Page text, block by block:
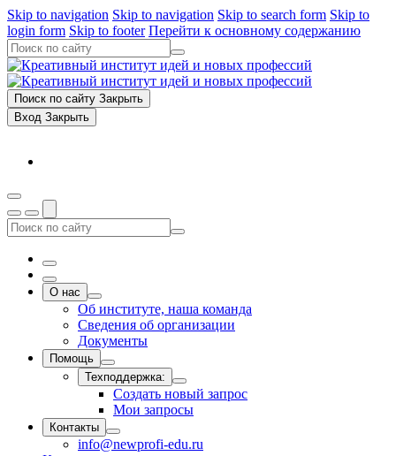
Skip to navigation Skip to navigation Skip to search form Skip to
login form Skip to footer Перейти к основному содержанию
Поиск по сайту Закрыть
Вход Закрыть
О нас
Об институте, наша команда
Сведения об организации
Документы
Помощь
Техподдержка:
Создать новый запрос
Мои запросы
Контакты
info@newprofi-edu.ru